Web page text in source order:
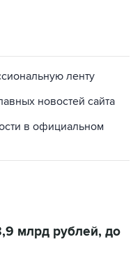
ленту
новостей сайта
в официальном
млрд рублей, до